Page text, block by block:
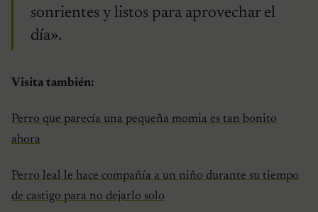
sonrientes y listos para aprovechar el
día».
Visita también:
Perro que parecía una pequeña momia es tan bonito
ahora
Perro leal le hace compañía a un niño durante su tiempo
de castigo para no dejarlo solo